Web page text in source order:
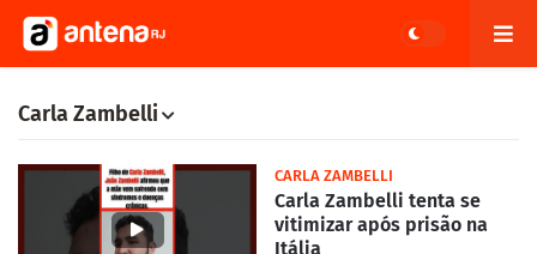
Carla Zambelli
CARLA ZAMBELLI
Carla Zambelli tenta se
vitimizar após prisão na
Itália